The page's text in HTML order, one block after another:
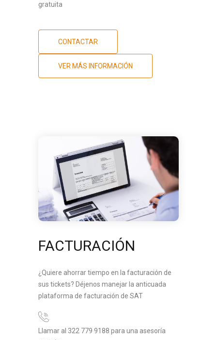
gratuita
CONTACTAR
VER MÁS INFORMACIÓN
FACTURACIÓN
¿Quiere ahorrar tiempo en la facturación de
sus tickets? Déjenos manejar la anticuada
plataforma de facturación de SAT
Llamar al 322 779 9188 para una asesoría